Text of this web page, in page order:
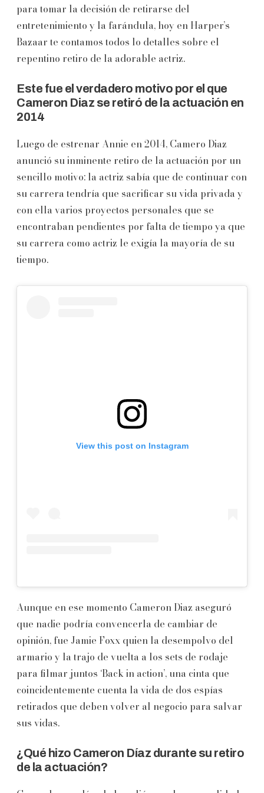
para tomar la decisión de retirarse del
entretenimiento y la farándula, hoy en Harper’s
Bazaar te contamos todos lo detalles sobre el
repentino retiro de la adorable actriz.
Este fue el verdadero motivo por el que
Cameron Diaz se retiró de la actuación en
2014
Luego de estrenar Annie en 2014, Camero Diaz
anunció su inminente retiro de la actuación por un
sencillo motivo: la actriz sabía que de continuar con
su carrera tendría que sacrificar su vida privada y
con ella varios proyectos personales que se
encontraban pendientes por falta de tiempo ya que
su carrera como actriz le exigía la mayoría de su
tiempo.
View this post on Instagram
Aunque en ese momento Cameron Diaz aseguró
que nadie podría convencerla de cambiar de
opinión, fue Jamie Foxx quien la desempolvo del
armario y la trajo de vuelta a los sets de rodaje
para filmar juntos ‘Back in action’, una cinta que
coincidentemente cuenta la vida de dos espías
retirados que deben volver al negocio para salvar
sus vidas.
¿Qué hizo Cameron Díaz durante su retiro
de la actuación?